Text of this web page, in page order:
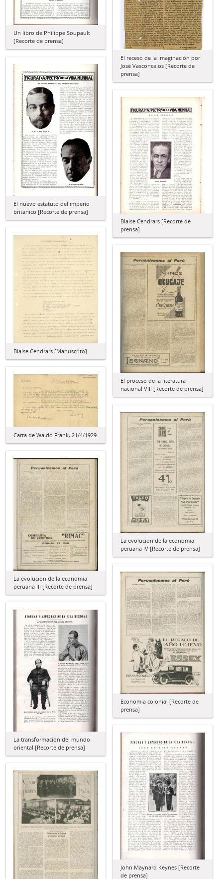
El receso de la imaginación por
José Vasconcelos [Recorte de
prensa]
Un libro de Philippe Soupault
[Recorte de prensa]
El nuevo estatuto del imperio
británico [Recorte de prensa]
Blaise Cendrars [Recorte de
prensa]
Blaise Cendrars [Manuscrito]
El proceso de la literatura
nacional VIII [Recorte de prensa]
Carta de Waldo Frank, 21/4/1929
La evolución de la economía
peruana IV [Recorte de prensa]
La evolución de la economía
peruana III [Recorte de prensa]
Economía colonial [Recorte de
prensa]
La transformación del mundo
oriental [Recorte de prensa]
John Maynard Keynes [Recorte
de prensa]